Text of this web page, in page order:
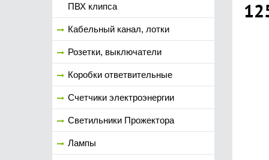
ПВХ клипса
Кабельный канал, лотки
Розетки, выключатели
Коробки ответвительные
Счетчики электроэнергии
Светильники Прожектора
Лампы